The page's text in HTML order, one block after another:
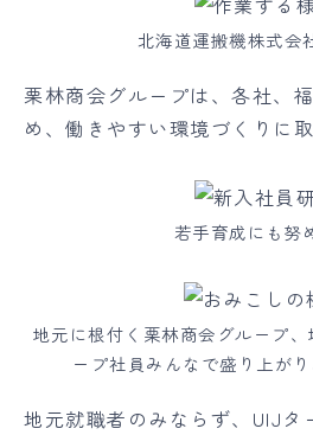
北海道運搬機株式会
栗林商会グループは、各社、
め、働きやすい環境づくりに
若手育成にも努
地元に根付く栗林商会グループ
ープ社員みんなで盛り上が
地元就職者のみならず、UIJタ